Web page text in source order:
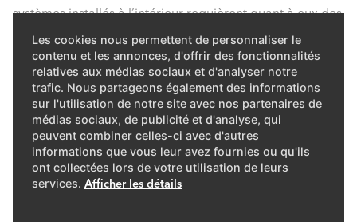
Les cookies nous permettent de personnaliser le
contenu et les annonces, d'offrir des fonctionnalités
relatives aux médias sociaux et d'analyser notre
trafic. Nous partageons également des informations
sur l'utilisation de notre site avec nos partenaires de
médias sociaux, de publicité et d'analyse, qui
peuvent combiner celles-ci avec d'autres
informations que vous leur avez fournies ou qu'ils
ont collectées lors de votre utilisation de leurs
services. Afficher les détails
systèmes installés à l’intérieur requièrent quant à eux des
ouvertures ou canalisations adaptées pour aspirer et
rejeter l’air. Souvent, des adaptations doivent être
apportées à la construction (élargissement des fenêtres,
etc.) ou un renforcement de l’installation électrique du
bâtiment doit être envisagé.